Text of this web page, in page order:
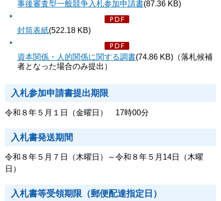
事後審査型一般競争入札参加申請書(87.36 KB)
封筒表紙(522.18 KB)
資本関係・人的関係に関する調書(74.86 KB)（落札候補
者となった場合のみ提出）
入札参加申請書提出期限
令和８年５月１日（金曜日） 17時00分
入札書発送期間
令和８年５月７日（木曜日）～令和８年５月14日（木曜
日）
入札書等受領期限（郵便配達指定日）